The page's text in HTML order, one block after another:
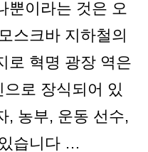
뿐이라는 것은 오
스크바 지하철의
로 혁명 광장 역은
로 장식되어 있
, 농부, 운동 선수,
습니다 …